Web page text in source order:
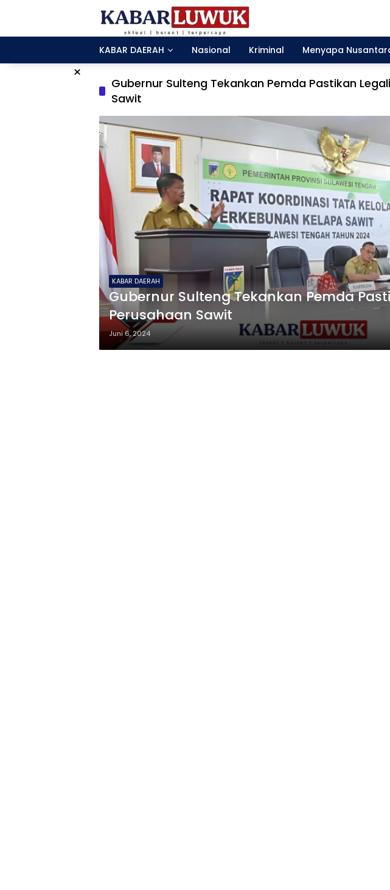
KABAR DAERAH
Nasional Kriminal Menyapa
×
Gubernur Sulteng Tekankan Pemda Pastikan
Sawit
KABAR DAERAH
Gubernur Sulteng Tekankan Pemda
Perusahaan Sawit
Juni 6, 2024